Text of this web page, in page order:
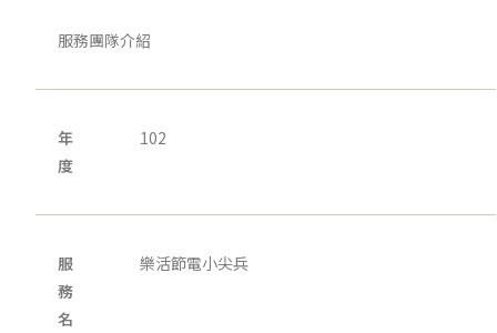
服務團隊介紹
年
度
102
服
務
名
樂活節電小尖兵